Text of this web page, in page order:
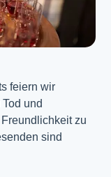
feiern wir
und
zu
sind